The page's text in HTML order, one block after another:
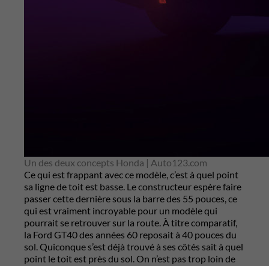
Un des deux concepts Honda | Auto123.com
Ce qui est frappant avec ce modèle, c’est à quel point
sa ligne de toit est basse. Le constructeur espère faire
passer cette dernière sous la barre des 55 pouces, ce
qui est vraiment incroyable pour un modèle qui
pourrait se retrouver sur la route. À titre comparatif,
la Ford GT40 des années 60 reposait à 40 pouces du
sol. Quiconque s’est déjà trouvé à ses côtés sait à quel
point le toit est près du sol. On n’est pas trop loin de